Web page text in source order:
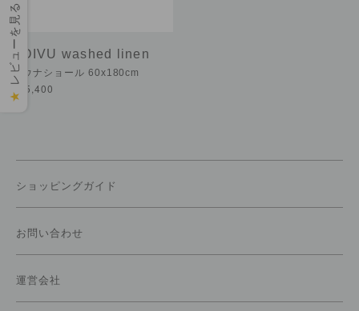
KOIVU washed linen
サウナショール 60x180cm
¥15,400
ショッピングガイド
お問い合わせ
運営会社
★
レビューを見る